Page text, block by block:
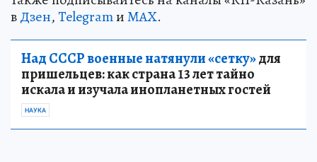
вДзен,TelegramиMAX.
Над СССР военные натянули «сетку»для
пришельцев: как страна 13 лет тайно
искала и изучала инопланетных гостей
НАУКА